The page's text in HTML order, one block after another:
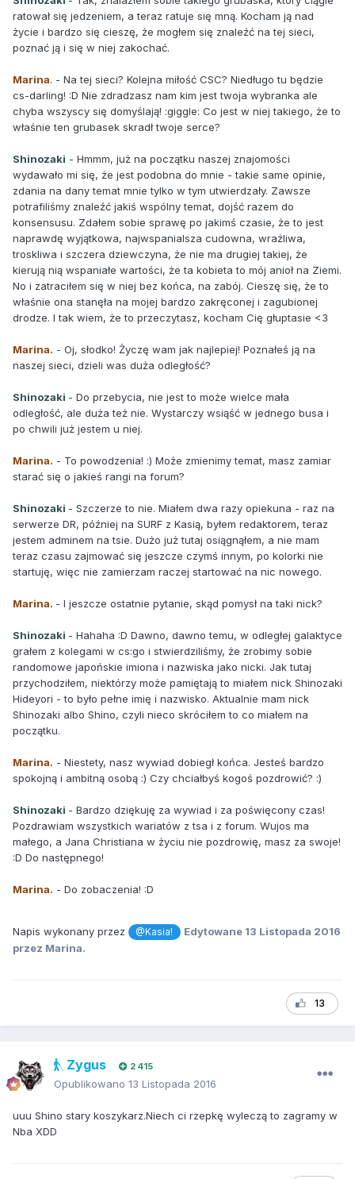
ratował się jedzeniem, a teraz ratuje się mną. Kocham ją nad
życie i bardzo się cieszę, że mogłem się znaleźć na tej sieci,
poznać ją i się w niej zakochać.
Marina. - Na tej sieci? Kolejna miłość CSC? Niedługo tu będzie
cs-darling! :D Nie zdradzasz nam kim jest twoja wybranka ale
chyba wszyscy się domyślają! :giggle: Co jest w niej takiego, że to
właśnie ten grubasek skradł twoje serce?
Shinozaki - Hmmm, już na początku naszej znajomości
wydawało mi się, że jest podobna do mnie - takie same opinie,
zdania na dany temat mnie tylko w tym utwierdzały. Zawsze
potrafiliśmy znaleźć jakiś wspólny temat, dojść razem do
konsensusu. Zdałem sobie sprawę po jakimś czasie, że to jest
naprawdę wyjątkowa, najwspanialsza cudowna, wrażliwa,
troskliwa i szczera dziewczyna, że nie ma drugiej takiej, że
kierują nią wspaniałe wartości, że ta kobieta to mój anioł na Ziemi.
No i zatraciłem się w niej bez końca, na zabój. Cieszę się, że to
właśnie ona stanęła na mojej bardzo zakręconej i zagubionej
drodze. I tak wiem, że to przeczytasz, kocham Cię głuptasie <3
Marina. - Oj, słodko! Życzę wam jak najlepiej! Poznałeś ją na
naszej sieci, dzieli was duża odległość?
Shinozaki - Do przebycia, nie jest to może wielce mała
odległość, ale duża też nie. Wystarczy wsiąść w jednego busa i
po chwili już jestem u niej.
Marina. - To powodzenia! :) Może zmienimy temat, masz zamiar
starać się o jakieś rangi na forum?
Shinozaki - Szczerze to nie. Miałem dwa razy opiekuna - raz na
serwerze DR, później na SURF z Kasią, byłem redaktorem, teraz
jestem adminem na tsie. Dużo już tutaj osiągnąłem, a nie mam
teraz czasu zajmować się jeszcze czymś innym, po kolorki nie
startuję, więc nie zamierzam raczej startować na nic nowego.
Marina. - I jeszcze ostatnie pytanie, skąd pomysł na taki nick?
Shinozaki - Hahaha :D Dawno, dawno temu, w odległej galaktyce
grałem z kolegami w cs:go i stwierdziliśmy, że zrobimy sobie
randomowe japońskie imiona i nazwiska jako nicki. Jak tutaj
przychodziłem, niektórzy może pamiętają to miałem nick Shinozaki
Hideyori - to było pełne imię i nazwisko. Aktualnie mam nick
Shinozaki albo Shino, czyli nieco skróciłem to co miałem na
początku.
Marina. - Niestety, nasz wywiad dobiegł końca. Jesteś bardzo
spokojną i ambitną osobą :) Czy chciałbyś kogoś pozdrowić? :)
Shinozaki - Bardzo dziękuję za wywiad i za poświęcony czas!
Pozdrawiam wszystkich wariatów z tsa i z forum. Wujos ma
małego, a Jana Christiana w życiu nie pozdrowię, masz za swoje!
:D Do następnego!
Marina. - Do zobaczenia! :D
Napis wykonany przez @Kasia! Edytowane 13 Listopada 2016
przez Marina.
13
Zygus 2 415
Opublikowano 13 Listopada 2016
uuu Shino stary koszykarz.Niech ci rzepkę wyleczą to zagramy w
Nba XDD